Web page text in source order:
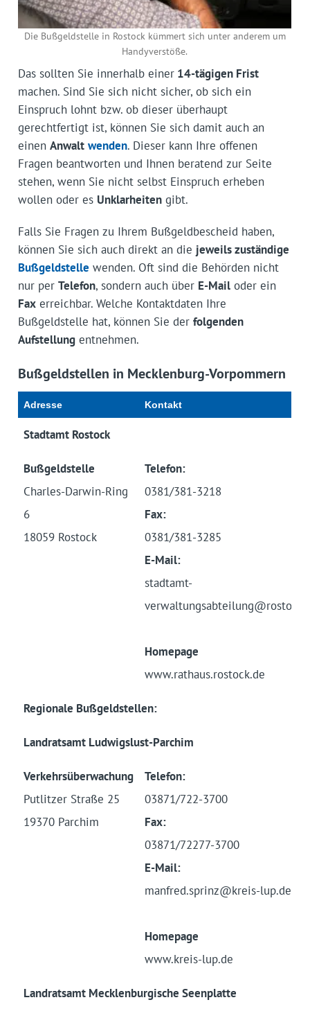
Die Bußgeldstelle in Rostock kümmert sich unter anderem um
Handyverstöße.
Das sollten Sie innerhalb einer14-tägigen Frist
machen. Sind Sie sich nicht sicher, ob sich ein
Einspruch lohnt bzw. ob dieser überhaupt
gerechtfertigt ist, können Sie sich damit auch an
einen Anwalt wenden. Dieser kann Ihre offenen
Fragen beantworten und Ihnen beratend zur Seite
stehen, wenn Sie nicht selbst Einspruch erheben
wollen oder es Unklarheitengibt.
Falls Sie Fragen zu Ihrem Bußgeldbescheid haben,
können Sie sich auch direkt an die jeweils zuständige
Bußgeldstelle wenden. Oft sind die Behörden nicht
nur per Telefon, sondern auch über E-Mailoder ein
Faxerreichbar. Welche Kontaktdaten Ihre
Bußgeldstelle hat, können Sie der folgenden
Aufstellungentnehmen.
Bußgeldstellen in Mecklenburg-Vorpommern
Adresse Kontakt
Stadtamt Rostock
Bußgeldstelle
Charles-Darwin-Ring
6
18059 Rostock
Telefon:
0381/381-3218
Fax:
0381/381-3285
E-Mail:
stadtamt-
Homepage
www.rathaus.rostock.de
Regionale Bußgeldstellen:
Landratsamt Ludwigslust-Parchim
Verkehrsüberwachung
Putlitzer Straße 25
19370 Parchim
Telefon:
03871/722-3700
Fax:
03871/72277-3700
E-Mail:
manfred.sprinz@kreis-lup.de
Homepage
www.kreis-lup.de
Landratsamt Mecklenburgische Seenplatte